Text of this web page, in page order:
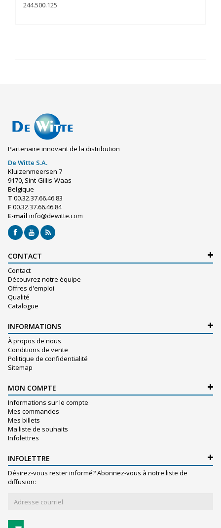
244.500.125
Partenaire innovant de la distribution
De Witte S.A.
Kluizenmeersen 7
9170, Sint-Gillis-Waas
Belgique
T 00.32.37.66.46.83
F00.32.37.66.46.84
E-mail info@dewitte.com
CONTACT
Contact
Découvrez notre équipe
Offres d'emploi
Qualité
Catalogue
INFORMATIONS
À propos de nous
Conditions de vente
Politique de confidentialité
Sitemap
MON COMPTE
Informations sur le compte
Mes commandes
Mes billets
Ma liste de souhaits
Infolettres
INFOLETTRE
Désirez-vous rester informé? Abonnez-vous à notre liste de
diffusion: